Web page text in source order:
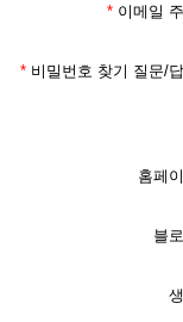
* 이메일
* 비밀번호 찾기 질문/
홈페
블